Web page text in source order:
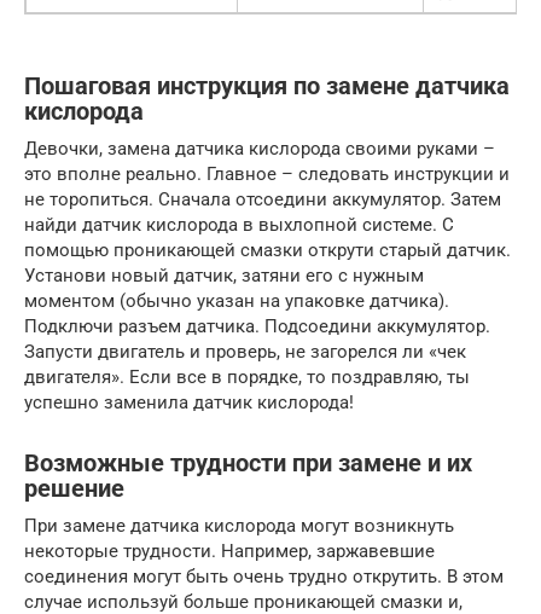
Пошаговая инструкция по замене датчика
кислорода
Девочки, замена датчика кислорода своими руками –
это вполне реально. Главное – следовать инструкции и
не торопиться. Сначала отсоедини аккумулятор. Затем
найди датчик кислорода в выхлопной системе. С
помощью проникающей смазки открути старый датчик.
Установи новый датчик, затяни его с нужным
моментом (обычно указан на упаковке датчика).
Подключи разъем датчика. Подсоедини аккумулятор.
Запусти двигатель и проверь, не загорелся ли «чек
двигателя». Если все в порядке, то поздравляю, ты
успешно заменила датчик кислорода!
Возможные трудности при замене и их
решение
При замене датчика кислорода могут возникнуть
некоторые трудности. Например, заржавевшие
соединения могут быть очень трудно открутить. В этом
случае используй больше проникающей смазки и,